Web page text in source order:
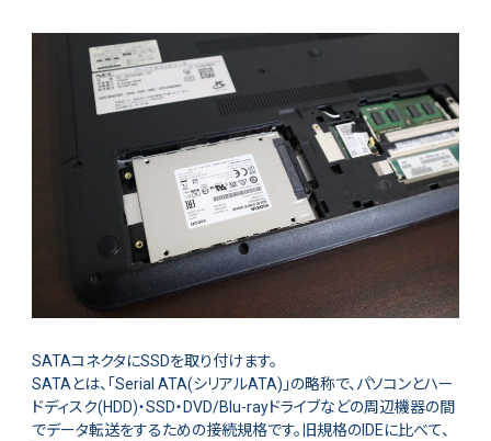
SATAコネクタにSSDを取り付けます。
SATAとは、「Serial ATA(シリアルATA)」の略称で、パソコンとハー
ドディスク(HDD)・SSD・DVD/Blu-rayドライブなどの周辺機器の間
でデータ転送をするための接続規格です。旧規格のIDEに比べて、